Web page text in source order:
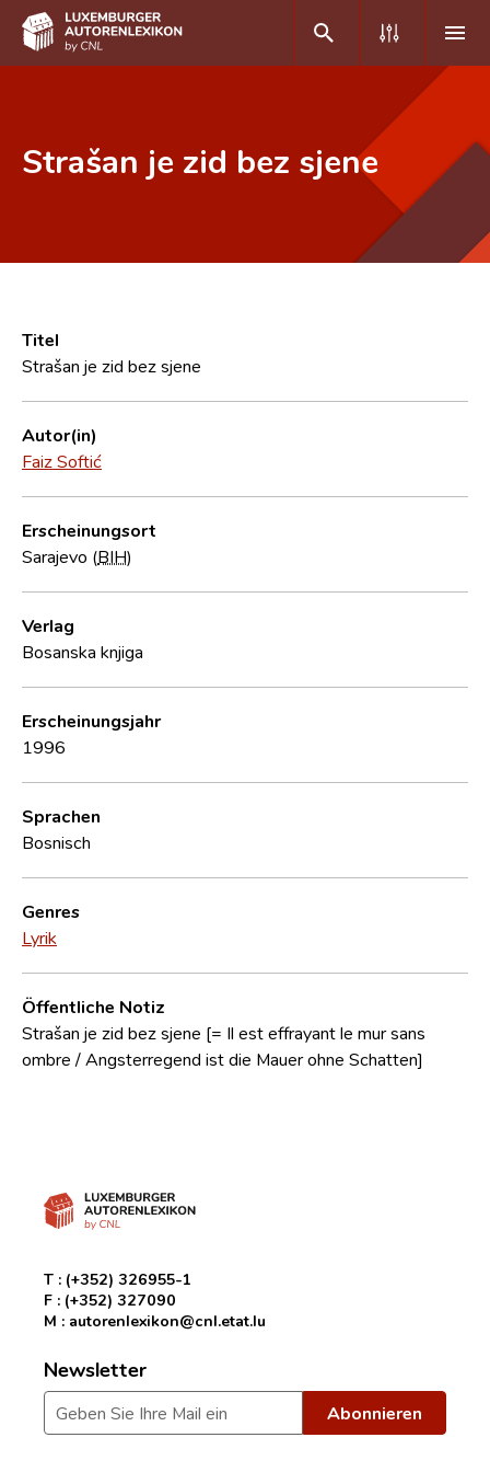
Häufige Fragen und Antworten
CNL
Forschungsgruppe
Kontakt
Strašan je zid bez sjene
Titel
Strašan je zid bez sjene
Autor(in)
Faiz Softić
Erscheinungsort
Sarajevo (BIH)
Verlag
Bosanska knjiga
Erscheinungsjahr
1996
Sprachen
Bosnisch
Genres
Lyrik
Öffentliche Notiz
Strašan je zid bez sjene [= Il est effrayant le mur sans
ombre / Angsterregend ist die Mauer ohne Schatten]
T : (+352) 326955-1
F : (+352) 327090
M : autorenlexikon@cnl.etat.lu
Newsletter